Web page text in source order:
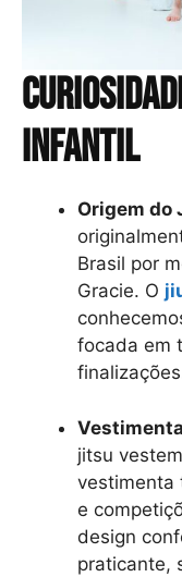
Infantil
Origem do
Brasil por
Gracie. O
focada em
jitsu
vestimenta
e
design
praticante,